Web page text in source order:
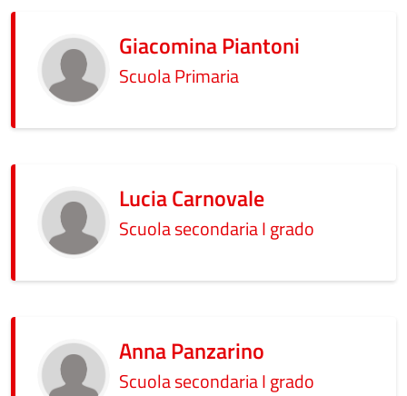
Giacomina Piantoni
Scuola Primaria
Lucia Carnovale
Scuola secondaria I grado
Anna Panzarino
Scuola secondaria I grado